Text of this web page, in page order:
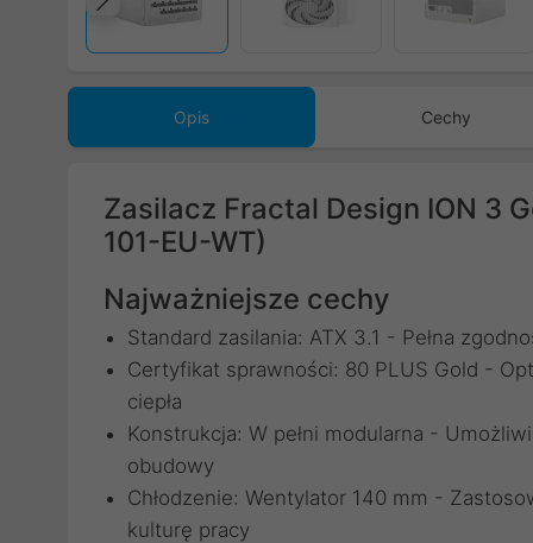
Poprzedni
Opis Cechy
Zasilacz Fractal Design ION 3
101-EU-WT)
Najważniejsze cechy
Standard zasilania: ATX 3.1 - Pełna
Certyfikat sprawności: 80 PLUS Gold -
ciepła
Konstrukcja: W pełni modularna -
obudowy
Chłodzenie: Wentylator 140 mm -
kulturę pracy